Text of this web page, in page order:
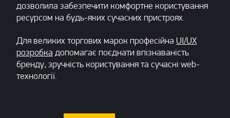
дозволила забезпечити комфортне користування
ресурсом на будь-яких сучасних пристроях.
Для великих торгових марок професійна UI/UX
розробка допомагає поєднати впізнаваність
бренду, зручність користування та сучасні web-
технології.